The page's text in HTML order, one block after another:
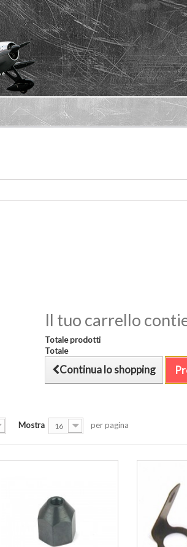
Il tuo carrello
Totale prodotti
Totale
Continua lo shopping
Mostra 16 per pagina